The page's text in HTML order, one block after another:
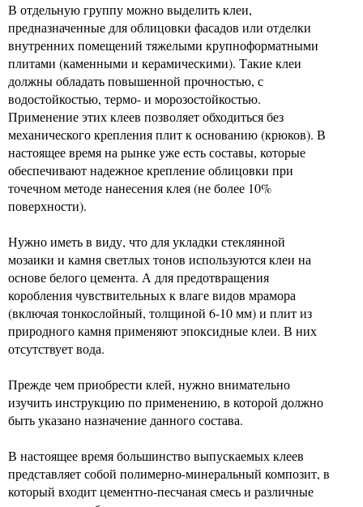
В отдельную группу можно выделить клеи,
предназначенные для облицовки фасадов или отделки
внутренних помещений тяжелыми крупноформатными
плитами (каменными и керамическими). Такие клеи
должны обладать повышенной прочностью, с
водостойкостью, термо- и морозостойкостью.
Применение этих клеев позволяет обходиться без
механического крепления плит к основанию (крюков). В
настоящее время на рынке уже есть составы, которые
обеспечивают надежное крепление облицовки при
точечном методе нанесения клея (не более 10%
поверхности).
Нужно иметь в виду, что для укладки стеклянной
мозаики и камня светлых тонов используются клеи на
основе белого цемента. А для предотвращения
коробления чувствительных к влаге видов мрамора
(включая тонкослойный, толщиной 6-10 мм) и плит из
природного камня применяют эпоксидные клеи. В них
отсутствует вода.
Прежде чем приобрести клей, нужно внимательно
изучить инструкцию по применению, в которой должно
быть указано назначение данного состава.
В настоящее время большинство выпускаемых клеев
представляет собой полимерно-минеральный композит, в
который входит цементно-песчаная смесь и различные